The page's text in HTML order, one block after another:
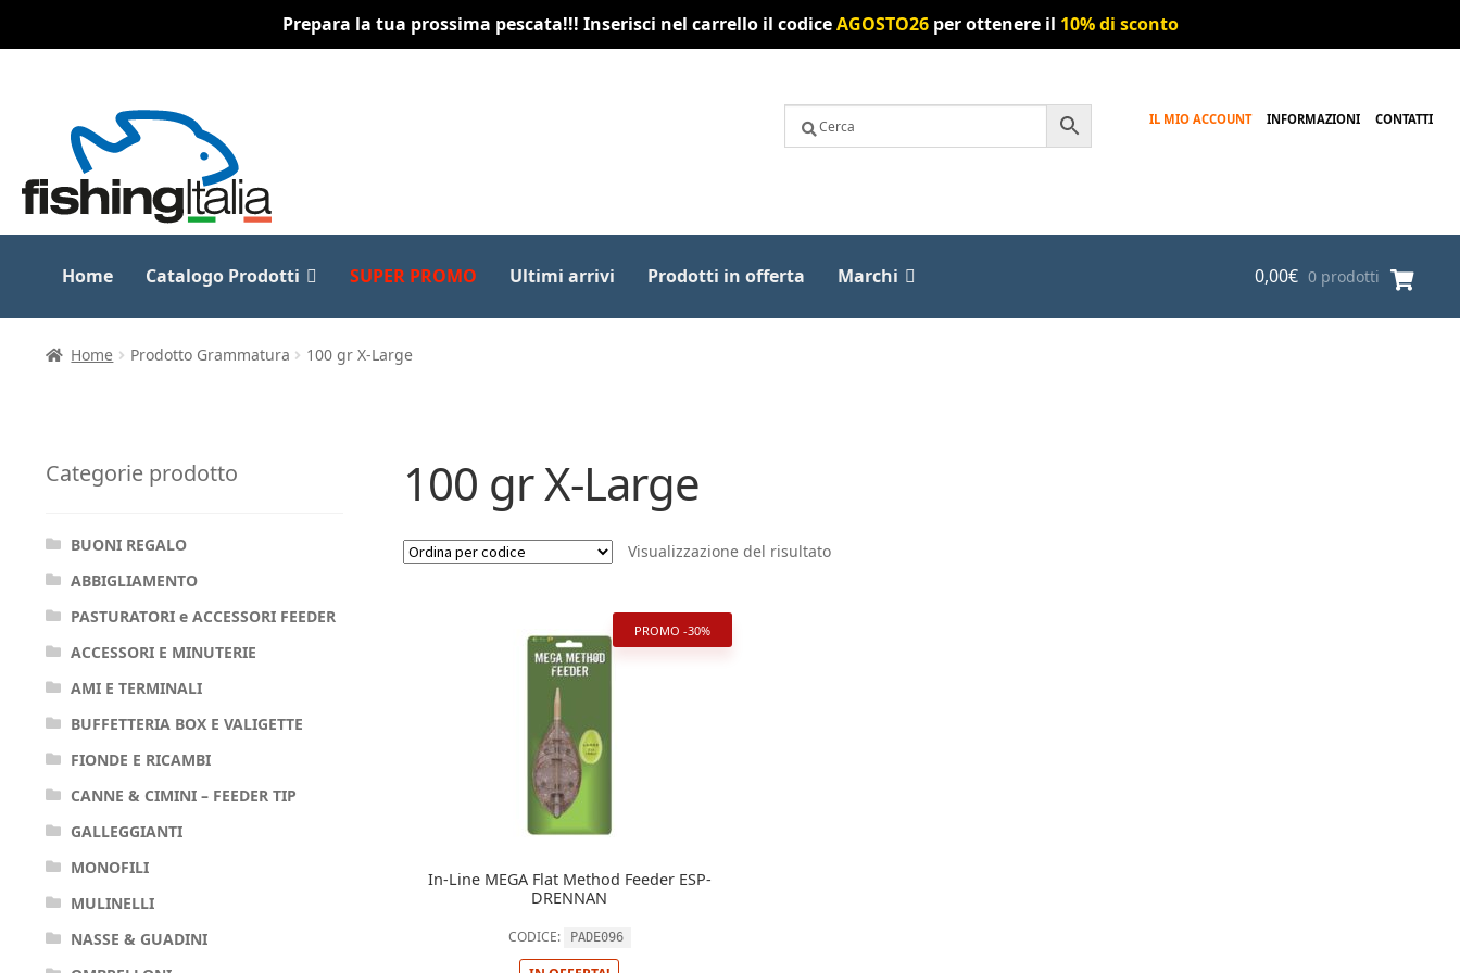
Prepara la tua prossima pescata!!! Inserisci nel carrello il codiceAGOSTO26per ottenere il 10% di sconto
navigazione
contenuto
IL MIO ACCOUNT INFORMAZIONI CONTATTI
Home Catalogo Prodotti SUPER PROMO Ultimi arrivi Prodotti in offerta Marchi 0,00€ 0 prodotti
Home Prodotto Grammatura 100 gr X-Large
100 gr X-Large
Visualizzazione del risultato
PROMO -30%
In-Line MEGA Flat Method Feeder ESP-
DRENNAN
CODICE: PADE096
Categorie prodotto
BUONI REGALO
ABBIGLIAMENTO
PASTURATORI e ACCESSORI FEEDER
ACCESSORI E MINUTERIE
AMI E TERMINALI
BUFFETTERIA BOX E VALIGETTE
FIONDE E RICAMBI
CANNE & CIMINI – FEEDER TIP
GALLEGGIANTI
MONOFILI
MULINELLI
NASSE & GUADINI